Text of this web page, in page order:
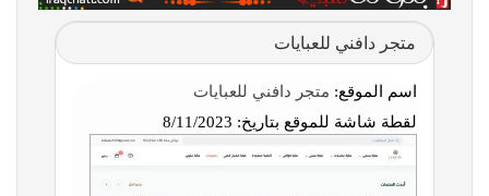
متجر دافني للعبايات
اسم الموقع: متجر دافني للعبايات
لقطة شاشة للموقع بتاريخ: